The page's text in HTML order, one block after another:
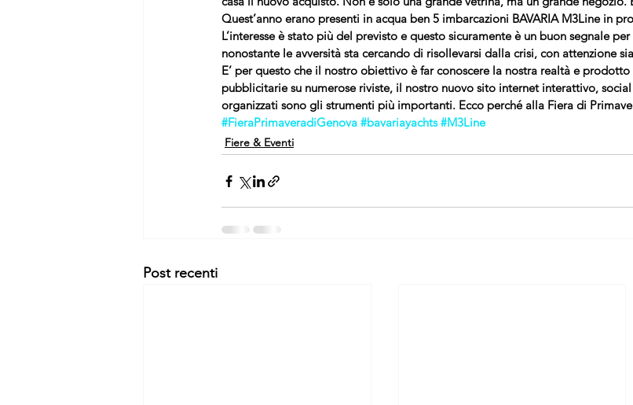
Quest’anno erano presenti in acqua ben 5 imbarcazioni BAVARIA M3Line in
L’interesse è stato più del previsto e questo sicuramente è un buon segnale
nonostante le avversità sta cercando di risollevarsi dalla crisi, con attenzione
E’ per questo che il nostro obiettivo è far conoscere la nostra realtà e
pubblicitarie su numerose riviste, il nostro nuovo sito internet interattivo,
organizzati sono gli strumenti più importanti. Ecco perché alla Fiera di
#FieraPrimaveradiGenova #bavariayachts #M3Line
Fiere & Eventi
Post recenti